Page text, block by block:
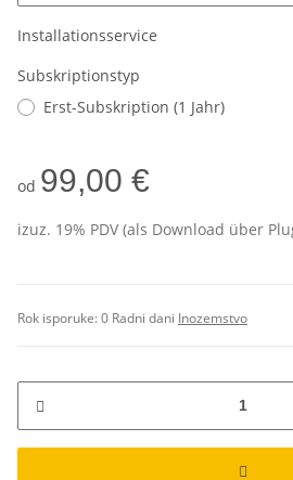
Installationsservice
Subskriptionstyp
Erst-Subskription (1 Jahr)
od 99,00 €
izuz. 19% PDV (als Download über
Rok isporuke:0 Radni dani Inozemstvo